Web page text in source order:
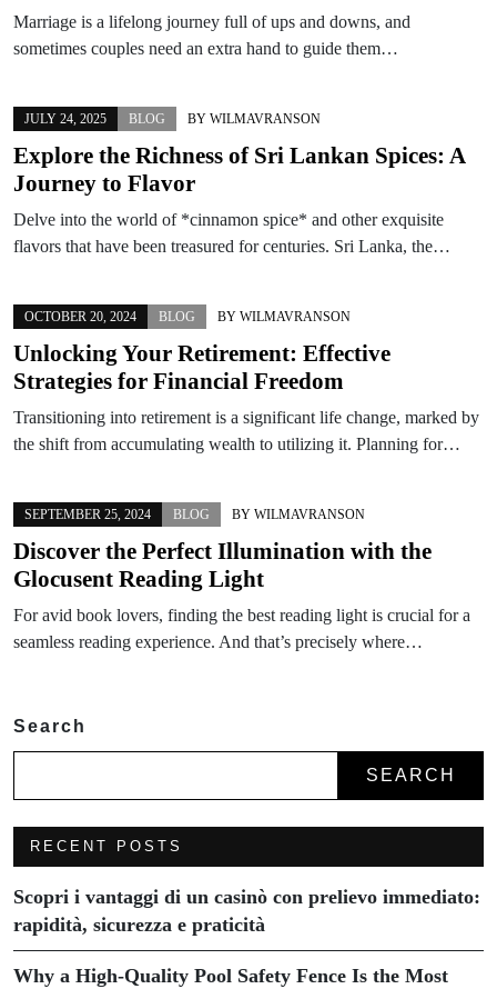
Marriage is a lifelong journey full of ups and downs, and
sometimes couples need an extra hand to guide them…
JULY 24, 2025 BLOG BY WILMAVRANSON
Explore the Richness of Sri Lankan Spices: A
Journey to Flavor
Delve into the world of *cinnamon spice* and other exquisite
flavors that have been treasured for centuries. Sri Lanka, the…
OCTOBER 20, 2024 BLOG BY WILMAVRANSON
Unlocking Your Retirement: Effective
Strategies for Financial Freedom
Transitioning into retirement is a significant life change, marked by
the shift from accumulating wealth to utilizing it. Planning for…
SEPTEMBER 25, 2024 BLOG BY WILMAVRANSON
Discover the Perfect Illumination with the
Glocusent Reading Light
For avid book lovers, finding the best reading light is crucial for a
seamless reading experience. And that’s precisely where…
Search
SEARCH
RECENT POSTS
Scopri i vantaggi di un casinò con prelievo immediato:
rapidità, sicurezza e praticità
Why a High-Quality Pool Safety Fence Is the Most